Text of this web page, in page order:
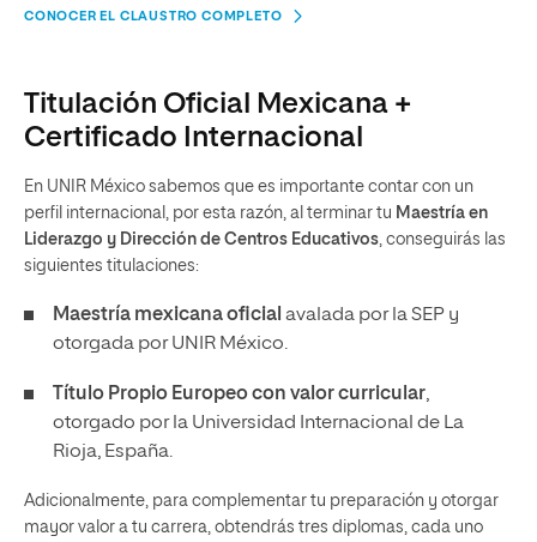
CONOCER EL CLAUSTRO COMPLETO
Titulación Oficial Mexicana +
Certificado Internacional
En UNIR México sabemos que es importante contar con un
perfil internacional, por esta razón, al terminar tu Maestría en
Liderazgo y Dirección de Centros Educativos, conseguirás las
siguientes titulaciones:
Maestría mexicana oficial avalada por la SEP y
otorgada por UNIR México.
Título Propio Europeo con valor curricular,
otorgado por la Universidad Internacional de La
Rioja, España.
Adicionalmente, para complementar tu preparación y otorgar
mayor valor a tu carrera, obtendrás tres diplomas, cada uno